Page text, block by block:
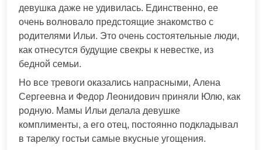
девушка даже не удивилась. Единственно, ее
очень волновало предстоящие знакомство с
родителями Ильи. Это очень состоятельные люди,
как отнесутся будущие свекры к невестке, из
бедной семьи.
Но все тревоги оказались напрасными, Алена
Сергеевна и Федор Леонидович приняли Юлю, как
родную. Мамы Ильи делала девушке
комплименты, а его отец, постоянно подкладывал
в тарелку гостьи самые вкусные угощения.